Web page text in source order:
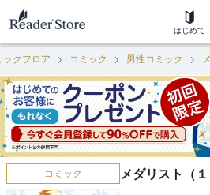
はじめて
ックフロア コミック 男性コミック
コミック メダリスト（１